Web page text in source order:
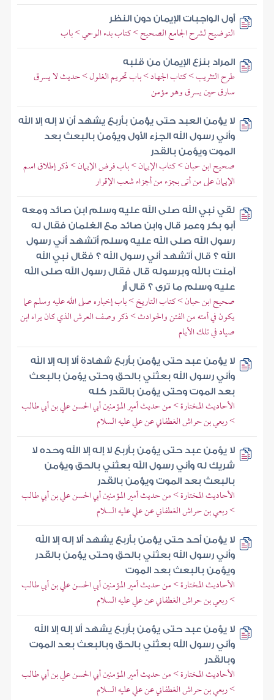
أول الواجبات الإيمان دون النظر
التوضيح لشرح الجامع الصحيح > كتاب بدء الوحي > باب
المراد بنزع الإيمان من قلبه
طرح التثريب > كتاب الجهاد > باب تحريم الغلول > حديث لا يسرق
سارق حين يسرق وهو مؤمن
لا يؤمن العبد حتى يؤمن بأربع يشهد أن لا إله إلا الله
وأني رسول الله الجزء الأول ويؤمن بالبعث بعد
الموت ويؤمن بالقدر
صحيح ابن حبان > كتاب الإيمان > باب فرض الإيمان > ذكر إطلاق اسم
الإيمان على من أتى بجزء من أجزاء شعب الإقرار
لقي نبي الله صلى الله عليه وسلم ابن صائد ومعه
أبو بكر وعمر قال وابن صائد مع الغلمان فقال له
رسول الله صلى الله عليه وسلم أتشهد أني رسول
الله ؟ قال أتشهد أني رسول الله ؟ فقال نبي الله
آمنت بالله وبرسوله قال فقال رسول الله صلى الله
عليه وسلم ما ترى ؟ قال أر
صحيح ابن حبان > كتاب التاريخ > باب إخباره صلى الله عليه وسلم عما
يكون في أمته من الفتن والحوادث > ذكر وصف العرش الذي كان يراه ابن
صياد في تلك الأيام
لا يؤمن عبد حتى يؤمن بأربع شهادة ألا إله إلا الله
وأني رسول الله بعثني بالحق وحتى يؤمن بالبعث
بعد الموت وحتى يؤمن بالقدر كله
الأحاديث المختارة > من حديث أمير المؤمنين أبي الحسن علي بن أبي طالب
> ربعي بن حراش الغطفاني عن علي عليه السلام
لا يؤمن عبد حتى يؤمن بأربع لا إله إلا الله وحده لا
شريك له وأني رسول الله بعثني بالحق ويؤمن
بالبعث بعد الموت ويؤمن بالقدر
الأحاديث المختارة > من حديث أمير المؤمنين أبي الحسن علي بن أبي طالب
> ربعي بن حراش الغطفاني عن علي عليه السلام
لا يؤمن أحد حتى يؤمن بأربع يشهد ألا إله إلا الله
وأني رسول الله بعثني بالحق وحتى يؤمن بالقدر
ويؤمن بالبعث بعد الموت
الأحاديث المختارة > من حديث أمير المؤمنين أبي الحسن علي بن أبي طالب
> ربعي بن حراش الغطفاني عن علي عليه السلام
لا يؤمن عبد حتى يؤمن بأربع يشهد ألا إله إلا الله
وأني رسول الله بعثني بالحق وبالبعث بعد الموت
وبالقدر
الأحاديث المختارة > من حديث أمير المؤمنين أبي الحسن علي بن أبي طالب
> ربعي بن حراش الغطفاني عن علي عليه السلام